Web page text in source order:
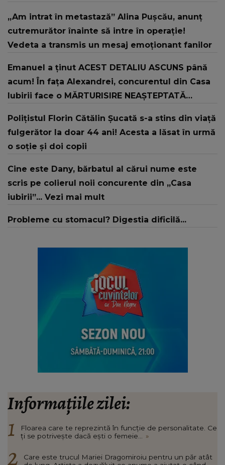
„Am intrat în metastază” Alina Pușcău, anunț
cutremurător înainte să intre în operație!
Vedeta a transmis un mesaj emoționant fanilor
Emanuel a ținut ACEST DETALIU ASCUNS până
acum! În fața Alexandrei, concurentul din Casa
Iubirii face o MĂRTURISIRE NEAȘTEPTATĂ
te iubesc pentru că..."
Polițistul Florin Cătălin Șucată s-a stins din viață
fulgerător la doar 44 ani! Acesta a lăsat în urmă
o soție și doi copii
Cine este Dany, bărbatul al cărui nume este
scris pe colierul noii concurente din „Casa
iubirii”... Vezi mai mult
Probleme cu stomacul? Digestia dificilă...
Informațiile zilei:
Floarea care te reprezintă în funcție de personalitate. Ce
ți se potrivește dacă ești o femeie...
»
Care este trucul Mariei Dragomiroiu pentru un păr atât